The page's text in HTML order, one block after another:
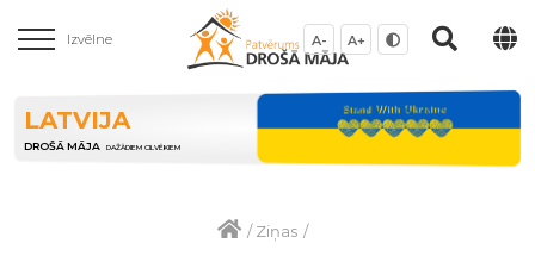
Izvēlne A- A+
LATVIJA
DROŠĀ MĀJA DAŽĀDIEM CILVĒKIEM
/Ziņas /